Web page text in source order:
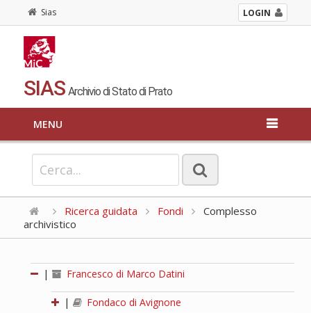
Sias LOGIN
SIAS Archivio di Stato di Prato
MENU
Ricerca guidata Fondi
Complesso
archivistico
| Francesco di Marco Datini
|
Fondaco di Avignone